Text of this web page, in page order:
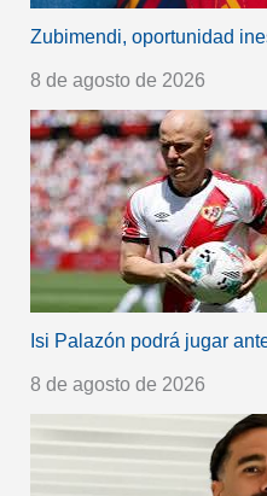
Zubimendi, oportunidad
8 de agosto de 2026
Isi Palazón podrá jugar
8 de agosto de 2026